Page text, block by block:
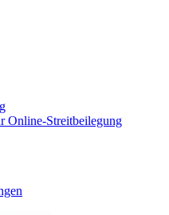
Online-Streitbeilegung